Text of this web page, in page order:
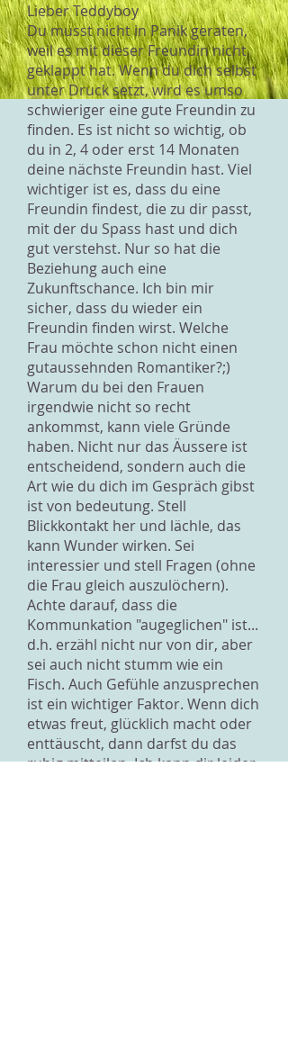
Lieber Teddyboy
Du musst nicht in Panik geraten,
weil es mit dieser Freundin nicht
geklappt hat. Wenn du dich selbst
unter Druck setzt, wird es umso
schwieriger eine gute Freundin zu
finden. Es ist nicht so wichtig, ob
du in 2, 4 oder erst 14 Monaten
deine nächste Freundin hast. Viel
wichtiger ist es, dass du eine
Freundin findest, die zu dir passt,
mit der du Spass hast und dich
gut verstehst. Nur so hat die
Beziehung auch eine
Zukunftschance. Ich bin mir
sicher, dass du wieder ein
Freundin finden wirst. Welche
Frau möchte schon nicht einen
gutaussehnden Romantiker?;)
Warum du bei den Frauen
irgendwie nicht so recht
ankommst, kann viele Gründe
haben. Nicht nur das Äussere ist
entscheidend, sondern auch die
Art wie du dich im Gespräch gibst
ist von bedeutung. Stell
Blickkontakt her und lächle, das
kann Wunder wirken. Sei
interessier und stell Fragen (ohne
die Frau gleich auszulöchern).
Achte darauf, dass die
Kommunkation "augeglichen" ist...
d.h. erzähl nicht nur von dir, aber
sei auch nicht stumm wie ein
Fisch. Auch Gefühle anzusprechen
ist ein wichtiger Faktor. Wenn dich
etwas freut, glücklich macht oder
enttäuscht, dann darfst du das
ruhig mitteilen. Ich kann dir leider